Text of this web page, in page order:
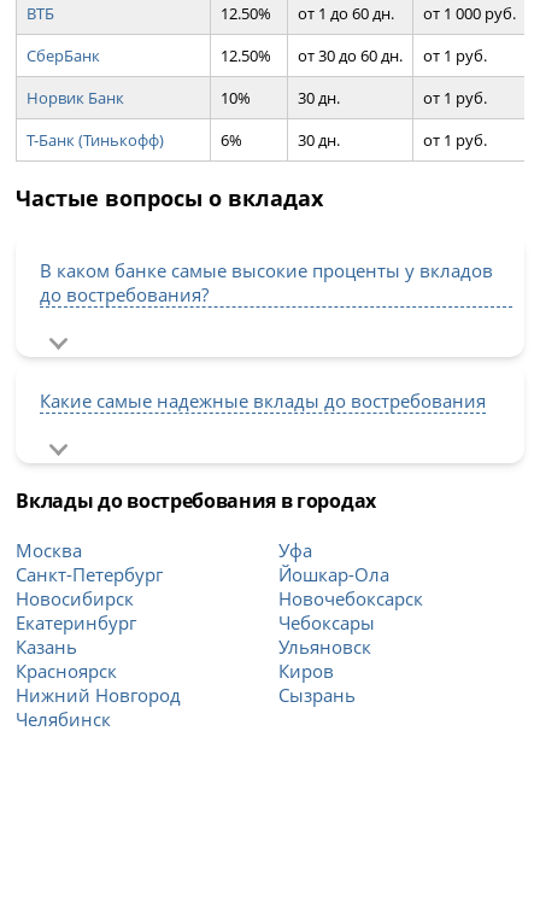
ВТБ
12.50% от 1 до 60 дн.
от 1 000 руб.
СберБанк
12.50% от 30 до 60 дн.
от 1 руб.
Норвик Банк
10% 30 дн.
от 1 руб.
Т-Банк (Тинькофф)
6% 30 дн. от 1 руб.
Частые вопросы о вкладах
В каком банке самые высокие проценты у вкладов
до востребования?
Какие самые надежные вклады до востребования
Вклады до востребования в городах
Москва
Санкт-Петербург
Новосибирск
Екатеринбург
Казань
Красноярск
Нижний Новгород
Челябинск
Уфа
Йошкар-Ола
Новочебоксарск
Чебоксары
Ульяновск
Киров
Сызрань